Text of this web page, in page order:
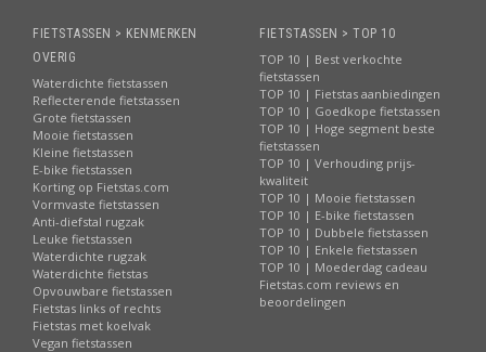
FIETSTASSEN > KENMERKEN
OVERIG
Waterdichte fietstassen
Reflecterende fietstassen
Grote fietstassen
Mooie fietstassen
Kleine fietstassen
E-bike fietstassen
Korting op Fietstas.com
Vormvaste fietstassen
Anti-diefstal rugzak
Leuke fietstassen
Waterdichte rugzak
Waterdichte fietstas
Opvouwbare fietstassen
Fietstas links of rechts
Fietstas met koelvak
Vegan fietstassen
FIETSTASSEN > TOP 10
TOP 10 | Best verkochte
fietstassen
TOP 10 | Fietstas aanbiedingen
TOP 10 | Goedkope fietstassen
TOP 10 | Hoge segment beste
fietstassen
TOP 10 | Verhouding prijs-
kwaliteit
TOP 10 | Mooie fietstassen
TOP 10 | E-bike fietstassen
TOP 10 | Dubbele fietstassen
TOP 10 | Enkele fietstassen
TOP 10 | Moederdag cadeau
Fietstas.com reviews en
beoordelingen